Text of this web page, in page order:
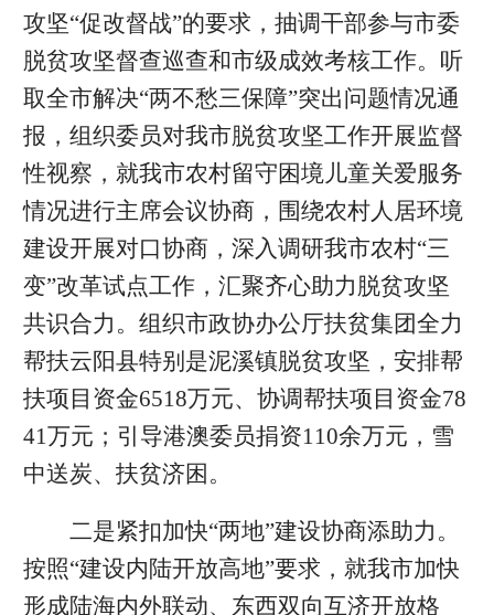
攻坚“促改督战”的要求，抽调干部参与市委
脱贫攻坚督查巡查和市级成效考核工作。听
取全市解决“两不愁三保障”突出问题情况通
报，组织委员对我市脱贫攻坚工作开展监督
性视察，就我市农村留守困境儿童关爱服务
情况进行主席会议协商，围绕农村人居环境
建设开展对口协商，深入调研我市农村“三
变”改革试点工作，汇聚齐心助力脱贫攻坚
共识合力。组织市政协办公厅扶贫集团全力
帮扶云阳县特别是泥溪镇脱贫攻坚，安排帮
扶项目资金6518万元、协调帮扶项目资金78
41万元；引导港澳委员捐资110余万元，雪
中送炭、扶贫济困。
二是紧扣加快“两地”建设协商添助力。
按照“建设内陆开放高地”要求，就我市加快
形成陆海内外联动、东西双向互济开放格